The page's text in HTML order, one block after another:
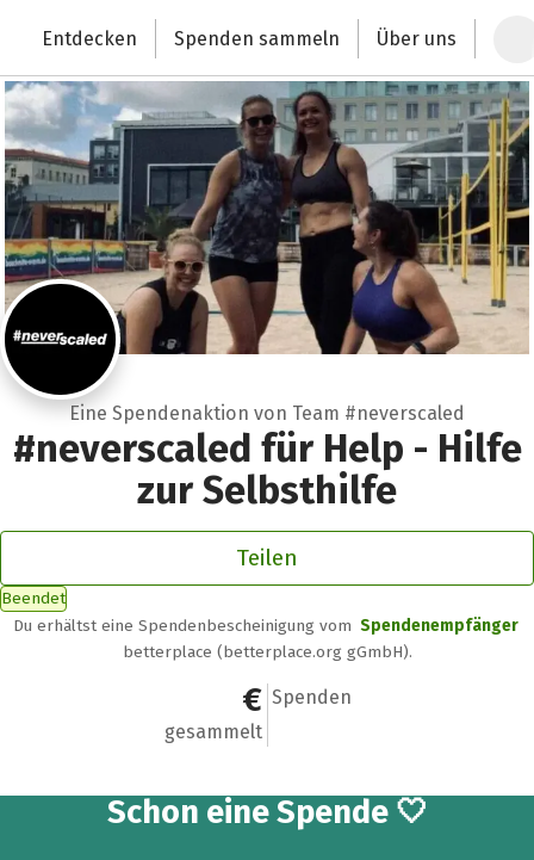
Deutschlands größte Spendenplattform
Entdecken Spenden sammeln Über uns
Eine Spendenaktion von Team #neverscaled
#neverscaled für Help - Hilfe
zur Selbsthilfe
Teilen
Beendet
Du erhältst eine Spendenbescheinigung vom Spendenempfänger
betterplace (betterplace.org gGmbH).
5.000 €
gesammelt
1
Spenden
Schon eine Spende 🤍